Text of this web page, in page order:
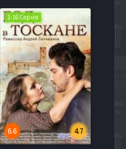
1-16 Серия
4.7
6.6